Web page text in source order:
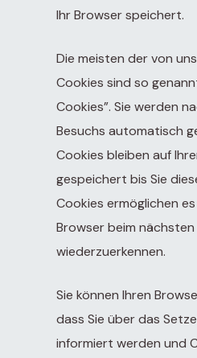
Ihr Browser speichert.
Die meisten der von
Cookies sind so
Cookies”. Sie werden
Besuchs automatisch
Cookies bleiben auf
gespeichert bis Sie
Cookies ermöglichen es
Browser beim nächsten
wiederzuerkennen.
Sie können Ihren
dass Sie über das
informiert werden und